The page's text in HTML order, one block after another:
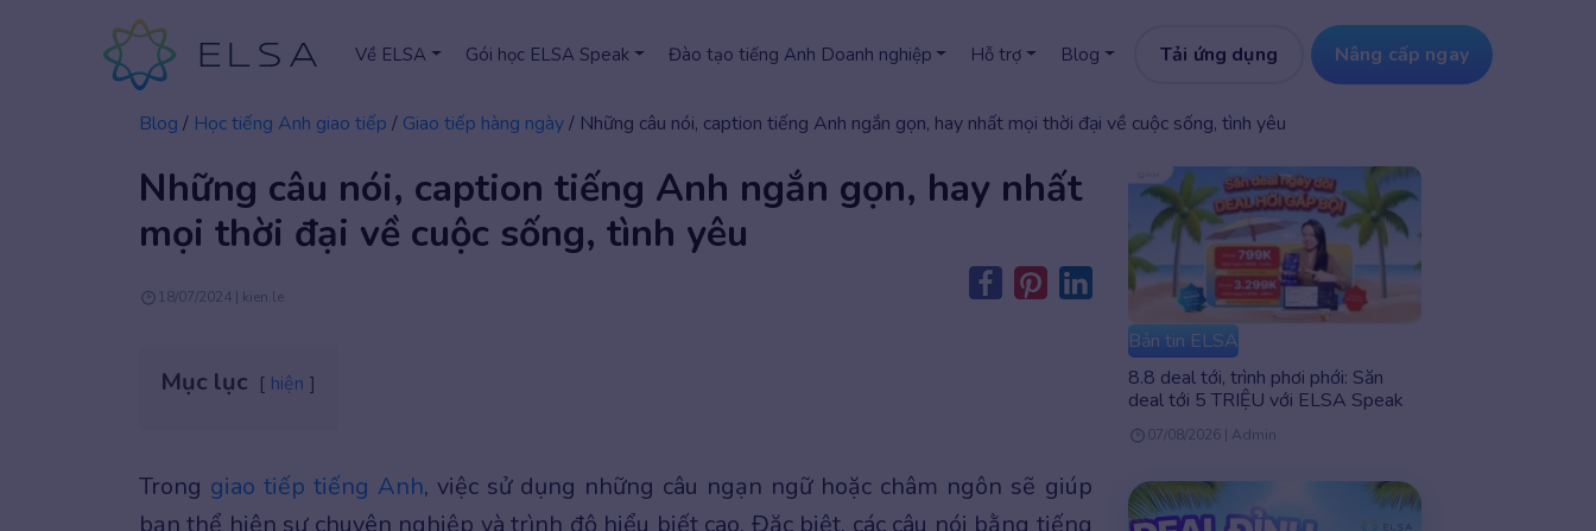
Về ELSA Gói học ELSA Speak Đào tạo tiếng Anh Doanh nghiệp Hỗ trợ Blog Tải ứng dụng Nâng cấp ngay
Blog / Học tiếng Anh giao tiếp / Giao tiếp hàng ngày/ Những câu nói, caption tiếng Anh ngắn gọn, hay nhất mọi thời đại về cuộc sống, tình yêu
Những câu nói, caption tiếng Anh ngắn gọn, hay nhất
mọi thời đại về cuộc sống, tình yêu
18/07/2024 | kien.le
Mục lục hiện
Trong giao tiếp tiếng Anh, việc sử dụng những câu ngạn ngữ hoặc châm ngôn sẽ giúp
bạn thể hiện sự chuyên nghiệp và trình độ hiểu biết cao. Đặc biệt, các câu nói bằng tiếng
Bản tin ELSA
8.8 deal tới, trình phơi phới: Săn
deal tới 5 TRIỆU với ELSA Speak
07/08/2026 | Admin